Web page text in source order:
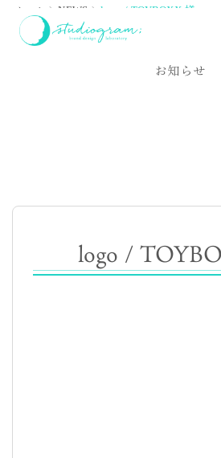
ホーム NEWS logo / TOYBOXX 様
NEWS
お知らせ
logo /